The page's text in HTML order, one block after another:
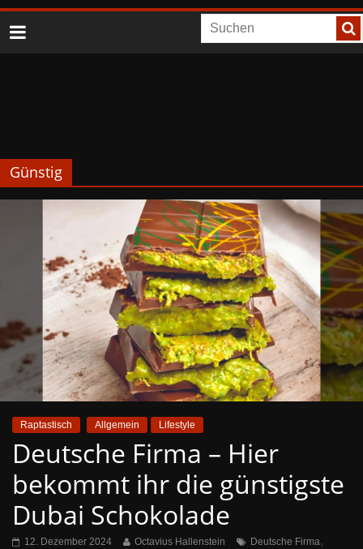
Günstig
Raptastisch Allgemein Lifestyle
Deutsche Firma – Hier
bekommt ihr die günstigste
Dubai Schokolade
12. Dezember 2024 Octavius Hallenstein Deutsche Firma,